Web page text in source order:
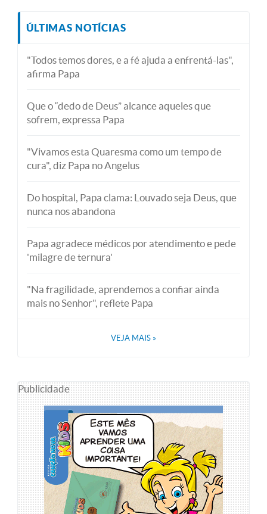
ÚLTIMAS NOTÍCIAS
"Todos temos dores, e a fé ajuda a enfrentá-las",
afirma Papa
Que o “dedo de Deus” alcance aqueles que
sofrem, expressa Papa
"Vivamos esta Quaresma como um tempo de
cura", diz Papa no Angelus
Do hospital, Papa clama: Louvado seja Deus, que
nunca nos abandona
Papa agradece médicos por atendimento e pede
'milagre de ternura'
"Na fragilidade, aprendemos a confiar ainda
mais no Senhor", reflete Papa
VEJA MAIS »
Publicidade